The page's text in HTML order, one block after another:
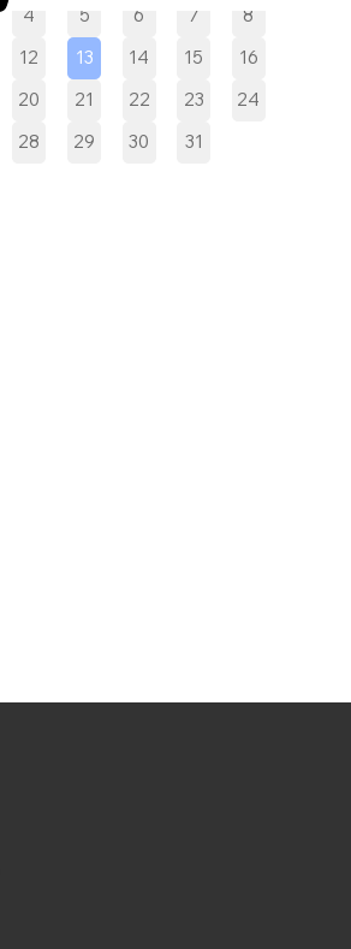
4 5 6 7
8
12 13 14 15
16
20 21 22 23
24
28 29 30 31